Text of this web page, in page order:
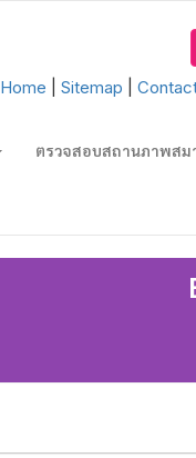
Home Sitemap
ตรวจสอบสถานภาพสม